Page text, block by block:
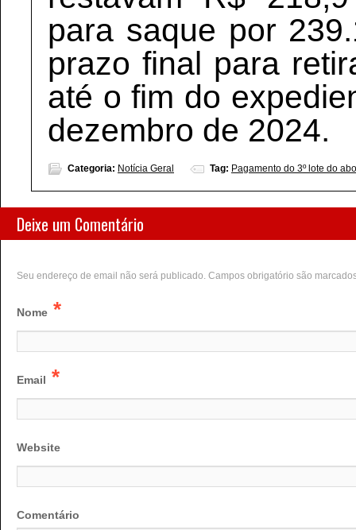
para saque por
prazo final para
até o fim do
dezembro de 2024.
Categoria: Notícia Geral Tag: Pagamento do 3º lote do
Deixe um Comentário
Seu endereço de email não será publicado. Campos obrigatório são
Nome *
Email *
Website
Comentário